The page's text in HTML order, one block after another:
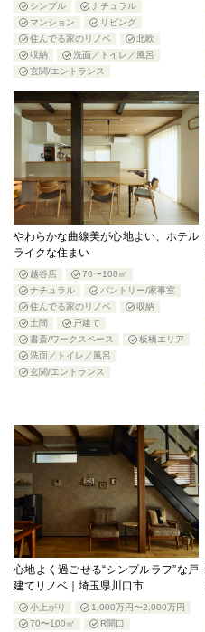
シンプル
ナチュラル
マンション
リビング
住んでる家のリノベ
北欧
収納
洗面／トイレ／風呂
玄関/エントランス
やわらかな曲線美が心地よい、ホテル
ライクな住まい
越谷店
70〜100㎡
ナチュラル
パントリー/家事室
住んでる家のリノベ
収納
土間
戸建て
書斎/ワークスペース
板橋エリア
洗面／トイレ／風呂
玄関/エントランス
心地よく過ごせる“シンプルラフ”な戸
建てリノベ｜埼玉県川口市
小上がり
1,000万円〜2,000万円
70〜100㎡
R開口